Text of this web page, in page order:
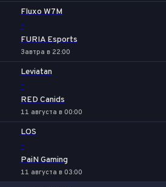
Fluxo W7M
-
FURIA Esports
Завтра в 22:00
Leviatan
-
RED Canids
11 августа в 00:00
LOS
-
PaiN Gaming
11 августа в 03:00